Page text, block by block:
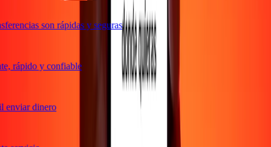
son rápidas y seguras
rápido y confiable
dinero